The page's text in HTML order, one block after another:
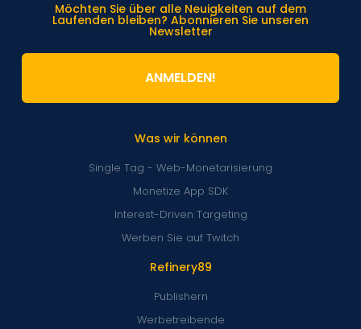
Refinery89
Publishern
Werbetreibende
Was wir können
Single Tag - Web-Monetarisierung
Monetize App SDK
Interest-Driven Targeting
Werben Sie auf Twitch
Möchten Sie über alle Neuigkeiten auf dem
Laufenden bleiben? Abonnieren Sie unseren
Newsletter
ANMELDEN!